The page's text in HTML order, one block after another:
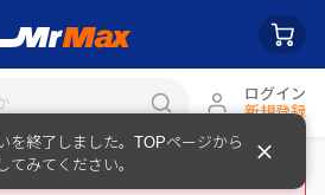
ログイン
新規登録
を終了しました。TOPページから
てみてください。